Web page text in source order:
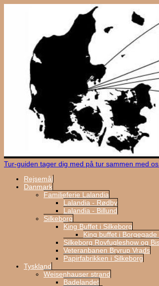
Tur-guiden tager dig med på tur sammen med os.
Rejsemål
Danmark
Familieferie Lalandia
Lalandia - Rødby
Lalandia - Billund
Silkeborg
King Buffet i Silkeborg
King buffet i Borgegade
Silkeborg Rovfugleshow og
Veteranbanen Bryrup Vrads
Papirfabrikken i Silkeborg
Tyskland
Weisenhauser strand
Badelandet